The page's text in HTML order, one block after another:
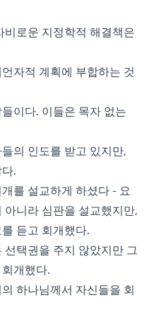
로운 지정학적 해결책은
자적 계획에 부합하는 것
이다. 이들은 목자 없는
의 인도를 받고 있지만,
.
를 설교하게 하셨다 - 요
니라 심판을 설교했지만,
듣고 회개했다.
택권을 주지 않았지만 그
개했다.
하나님께서 자신들을 회